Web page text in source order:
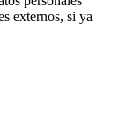
externos, si ya